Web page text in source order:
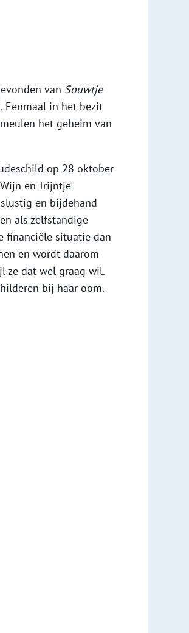
van Souwtje
. Eenmaal in het bezit
het geheim van
op 28 oktober
en Trijntje
en bijdehand
als zelfstandige
financiële situatie dan
en wordt daarom
ze dat wel graag wil.
bij haar oom.